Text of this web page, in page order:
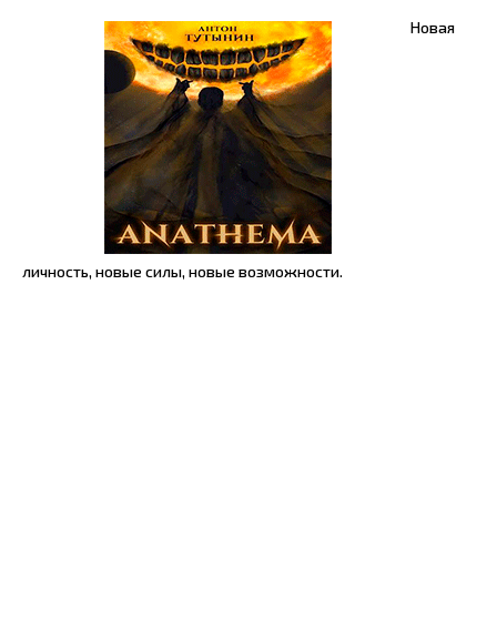
Новая
личность, новые силы, новые возможности.